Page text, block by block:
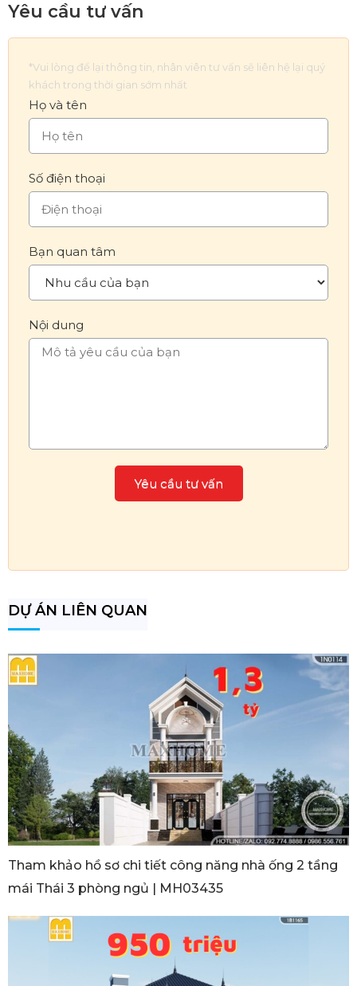
Yêu cầu tư vấn
*Vui lòng để lại thông tin, nhân viên tư vấn sẽ liên hệ lại quý
khách trong thời gian sớm nhất
Họ và tên
Số điện thoại
Bạn quan tâm
Nội dung
DỰ ÁN LIÊN QUAN
Tham khảo hồ sơ chi tiết công năng nhà ống 2 tầng
mái Thái 3 phòng ngủ | MH03435